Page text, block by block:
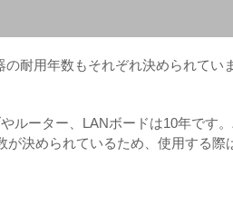
耐用年数もそれぞれ決められてい
ルーター、LANボードは10年です
が決められているため、使用する際